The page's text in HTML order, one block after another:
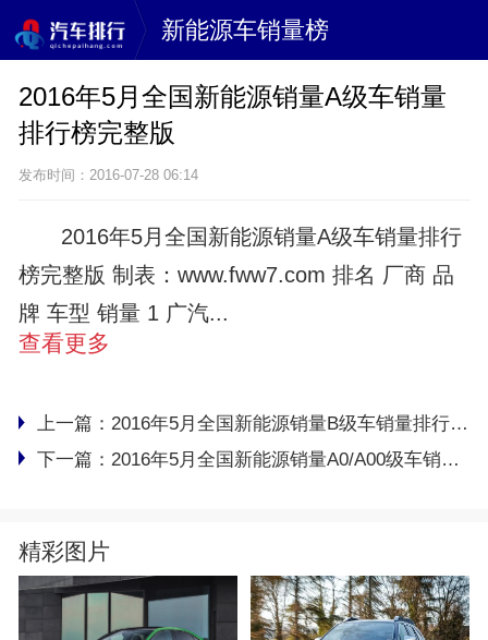
新能源车销量榜
2016年5月全国新能源销量A级车销量
排行榜完整版
发布时间：2016-07-28 06:14
2016年5月全国新能源销量A级车销量排行
榜完整版 制表：www.fww7.com 排名 厂商 品
牌 车型 销量 1 广汽...
查看更多
上一篇： 2016年5月全国新能源销量B级车销量排行榜完整版
下一篇： 2016年5月全国新能源销量A0/A00级车销量排行榜完整版
精彩图片